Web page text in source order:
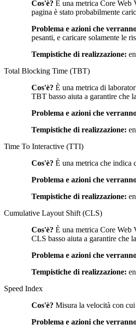
Cos'è? È una metrica Core Web
pagina è stato probabilmente
Problema e azioni che
pesanti, e caricare solamente le
Tempistiche di realizzazione:
Total Blocking Time (TBT)
Cos'è? È una metrica di
TBT basso aiuta a garantire che
Problema e azioni che
Tempistiche di realizzazione:
Time To Interactive (TTI)
Cos'è? È una metrica che indica
Problema e azioni che
Tempistiche di realizzazione:
Cumulative Layout Shift (CLS)
Cos'è? È una metrica Core Web
CLS basso aiuta a garantire che
Problema e azioni che
Tempistiche di realizzazione:
Speed Index
Cos'è? Misura la velocità con
Problema e azioni che